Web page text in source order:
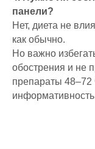
панели?
Нет, диета не
как обычно.
Но важно
обострения и не
препараты
информативность